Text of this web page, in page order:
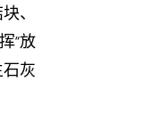
、
“放
灰